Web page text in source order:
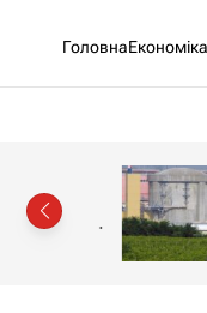
ГоловнаЕкономіка
цін і